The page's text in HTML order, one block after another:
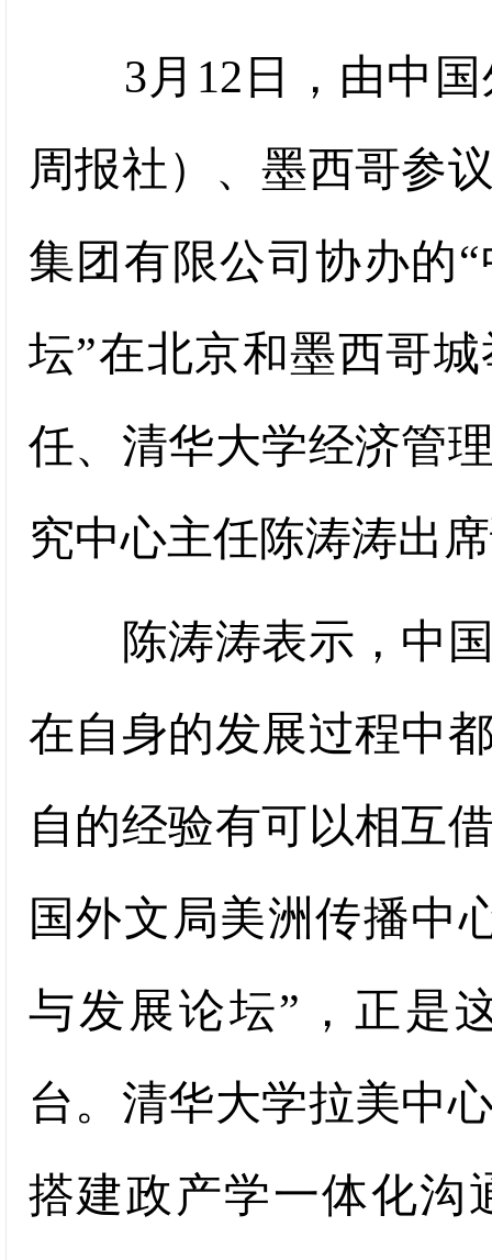
3月12日，由中国
周报社）、墨西哥参
集团有限公司协办的
坛”在北京和墨西哥
任、清华大学经济管
究中心主任陈涛涛出
陈涛涛表示，中国
在自身的发展过程中
自的经验有可以相互
国外文局美洲传播中
与发展论坛”，正是
台。清华大学拉美中
搭建政产学一体化沟